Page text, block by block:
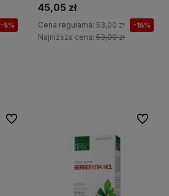
-5%
wrotycz, zielony orzech,
szałwia, kłącze tataraku,
konopia siewna) 12 sztuk x 2g
API Effect
45,05 zł
Cena regularna: 53,00 zł -15%
Najniższa cena: 53,00 zł
Do ulubionych Do